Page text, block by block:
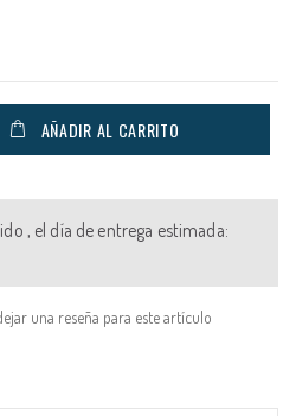
AÑADIR AL CARRITO
, el día de entrega estimada:
una reseña para este artículo